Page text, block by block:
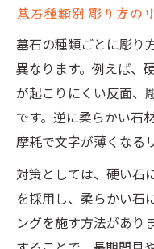
墓石種類別 彫り方の
墓石の種類ごとに彫り
異なります。例えば、
が起こりにくい反面、
です。逆に柔らかい石
摩耗で文字が薄くなる
対策としては、硬い石
を採用し、柔らかい石
ングを施す方法があり